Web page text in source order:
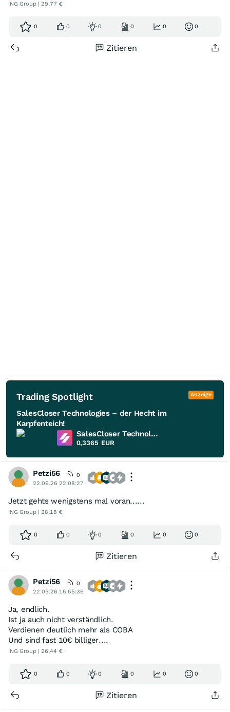
ING Group | 29,77 €
0 0 0 0 0 0
Zitieren
Trading Spotlight Anzeige
SalesCloser Technologies – der Hecht im
Karpfenteich!
SalesCloser Technologies
0,3365 EUR
Petzi56
0
22.06.26 22:08:27
Jetzt gehts wenigstens mal voran......
ING Group | 28,18 €
0 0 0 0 0 0
Zitieren
Petzi56
0
22.05.26 15:55:36
Ja, endlich.
Ist ja auch nicht verständlich.
Verdienen deutlich mehr als COBA
Und sind fast 10€ billiger....
ING Group | 26,44 €
0 0 0 0 0 0
Zitieren